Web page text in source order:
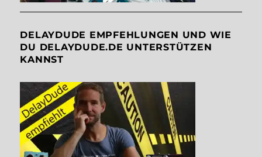
DELAYDUDE EMPFEHLUNGEN UND WIE
DU DELAYDUDE.DE UNTERSTÜTZEN
KANNST